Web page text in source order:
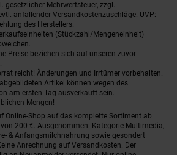
gesetzlicher Mehrwertsteuer, zzgl.
anfallender Versandkostenzuschläge. UVP:
des Herstellers.
(Stückzahl/Mengeneinheit)
Preise beziehen sich auf unseren zuvor
reicht! Änderungen und Irrtümer vorbehalten.
Artikel können wegen des
am ersten Tag ausverkauft sein.
Mengen!
Online-Shop auf das komplette Sortiment ab
200 €. Ausgenommen: Kategorie Multimedia,
& Anfangsmilchnahrung sowie gesondert
Anrechnung auf Versandkosten. Der